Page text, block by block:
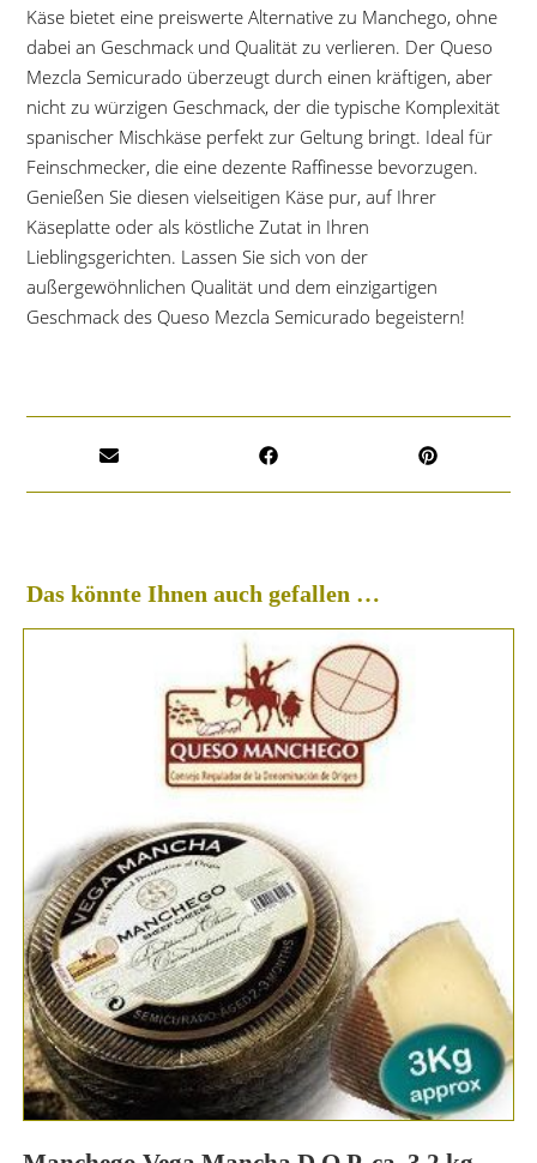
Käse bietet eine preiswerte Alternative zu Manchego, ohne
dabei an Geschmack und Qualität zu verlieren. Der Queso
Mezcla Semicurado überzeugt durch einen kräftigen, aber
nicht zu würzigen Geschmack, der die typische Komplexität
spanischer Mischkäse perfekt zur Geltung bringt. Ideal für
Feinschmecker, die eine dezente Raffinesse bevorzugen.
Genießen Sie diesen vielseitigen Käse pur, auf Ihrer
Käseplatte oder als köstliche Zutat in Ihren
Lieblingsgerichten. Lassen Sie sich von der
außergewöhnlichen Qualität und dem einzigartigen
Geschmack des Queso Mezcla Semicurado begeistern!
Das könnte Ihnen auch gefallen …